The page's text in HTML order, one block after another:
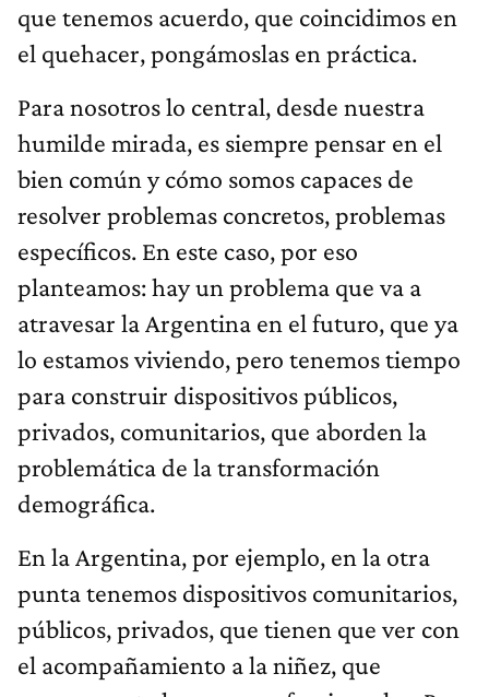
que tenemos acuerdo, que coincidimos en
el quehacer, pongámoslas en práctica.
Para nosotros lo central, desde nuestra
humilde mirada, es siempre pensar en el
bien común y cómo somos capaces de
resolver problemas concretos, problemas
específicos. En este caso, por eso
planteamos: hay un problema que va a
atravesar la Argentina en el futuro, que ya
lo estamos viviendo, pero tenemos tiempo
para construir dispositivos públicos,
privados, comunitarios, que aborden la
problemática de la transformación
demográfica.
En la Argentina, por ejemplo, en la otra
punta tenemos dispositivos comunitarios,
públicos, privados, que tienen que ver con
el acompañamiento a la niñez, que